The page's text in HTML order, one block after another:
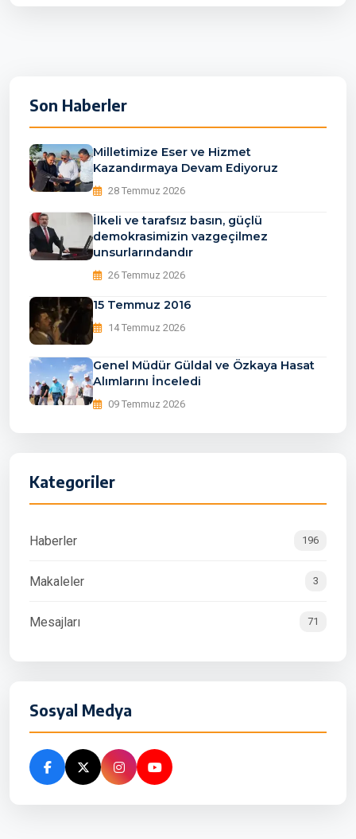
Son Haberler
Milletimize Eser ve Hizmet
Kazandırmaya Devam Ediyoruz
28 Temmuz 2026
İlkeli ve tarafsız basın, güçlü
demokrasimizin vazgeçilmez
unsurlarındandır
26 Temmuz 2026
15 Temmuz 2016
14 Temmuz 2026
Genel Müdür Güldal ve Özkaya Hasat
Alımlarını İnceledi
09 Temmuz 2026
Kategoriler
Haberler 196
Makaleler 3
Mesajları 71
Sosyal Medya